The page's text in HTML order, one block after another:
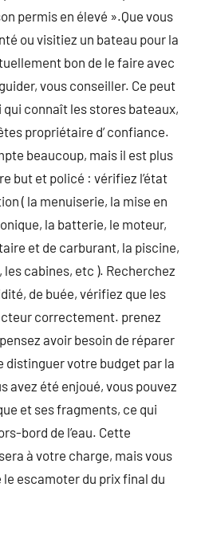
permis en élevé ».Que vous
ou visitiez un bateau pour la
bon de le faire avec
vous conseiller. Ce peut
connaît les stores bateaux,
propriétaire d’ confiance.
beaucoup, mais il est plus
but et policé : vérifiez l’état
( la menuiserie, la mise en
la batterie, le moteur,
et de carburant, la piscine,
cabines, etc ). Recherchez
de buée, vérifiez que les
correctement. prenez
avoir besoin de réparer
distinguer votre budget par la
avez été enjoué, vous pouvez
et ses fragments, ce qui
bord de l’eau. Cette
à votre charge, mais vous
escamoter du prix final du